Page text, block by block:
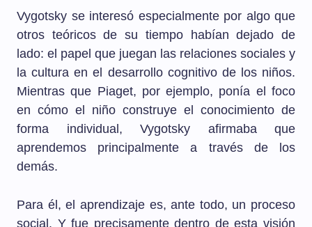
Vygotsky se interesó especialmente por algo que
otros teóricos de su tiempo habían dejado de
lado: el papel que juegan las relaciones sociales y
la cultura en el desarrollo cognitivo de los niños.
Mientras que Piaget, por ejemplo, ponía el foco
en cómo el niño construye el conocimiento de
forma individual, Vygotsky afirmaba que
aprendemos principalmente a través de los
demás.
Para él, el aprendizaje es, ante todo, un proceso
social. Y fue precisamente dentro de esta visión